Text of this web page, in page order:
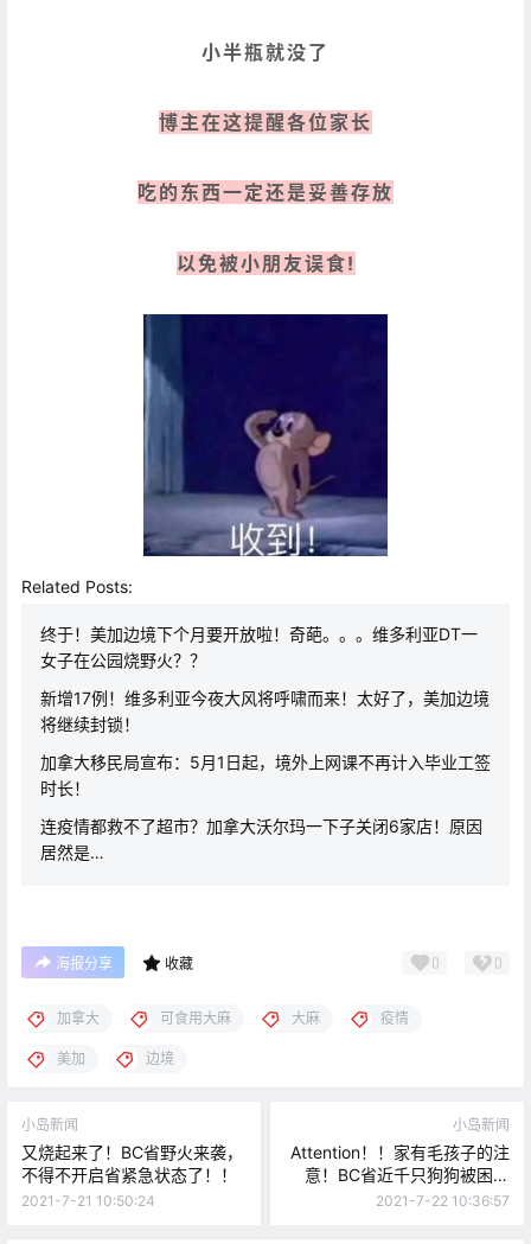
小半瓶就没了
博主在这提醒各位家长
吃的东西一定还是妥善存放
以免被小朋友误食!
Related Posts:
终于！美加边境下个月要开放啦！奇葩。。。维多利亚DT一
女子在公园烧野火？？
新增17例！维多利亚今夜大风将呼啸而来！太好了，美加边境
将继续封锁！
加拿大移民局宣布：5月1日起，境外上网课不再计入毕业工签
时长！
连疫情都救不了超市？加拿大沃尔玛一下子关闭6家店！原因
居然是…
海报分享 收藏 0 0
加拿大 可食用大麻 大麻 疫情
美加 边境
小岛新闻
又烧起来了！BC省野火来袭，
不得不开启省紧急状态了！！
2021-7-21 10:50:24
小岛新闻
Attention！！家有毛孩子的注
意！BC省近千只狗狗被困车
上，有的活活被热死了。。
2021-7-22 10:36:57